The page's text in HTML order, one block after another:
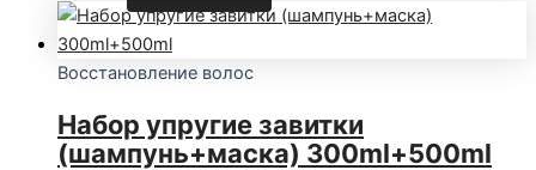
Восстановление волос
Набор упругие завитки
(шампунь+маска) 300ml+500ml